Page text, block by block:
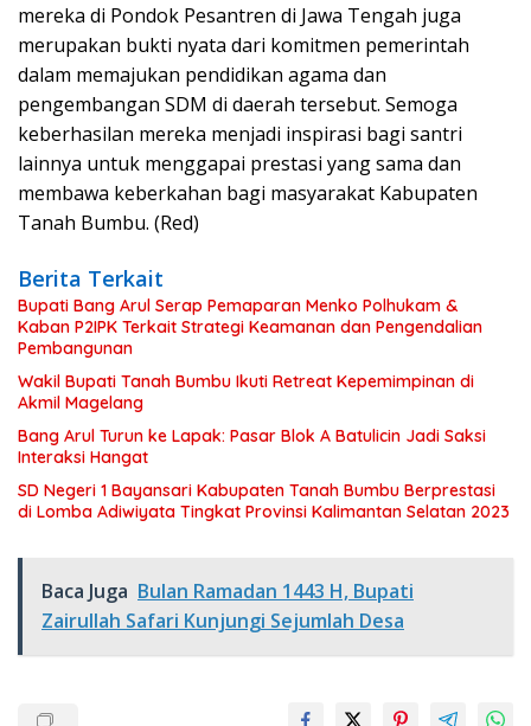
mereka di Pondok Pesantren di Jawa Tengah juga
merupakan bukti nyata dari komitmen pemerintah
dalam memajukan pendidikan agama dan
pengembangan SDM di daerah tersebut. Semoga
keberhasilan mereka menjadi inspirasi bagi santri
lainnya untuk menggapai prestasi yang sama dan
membawa keberkahan bagi masyarakat Kabupaten
Tanah Bumbu. (Red)
Berita Terkait
Bupati Bang Arul Serap Pemaparan Menko Polhukam &
Kaban P2IPK Terkait Strategi Keamanan dan Pengendalian
Pembangunan
Wakil Bupati Tanah Bumbu Ikuti Retreat Kepemimpinan di
Akmil Magelang
Bang Arul Turun ke Lapak: Pasar Blok A Batulicin Jadi Saksi
Interaksi Hangat
SD Negeri 1 Bayansari Kabupaten Tanah Bumbu Berprestasi
di Lomba Adiwiyata Tingkat Provinsi Kalimantan Selatan 2023
Baca Juga Bulan Ramadan 1443 H, Bupati
Zairullah Safari Kunjungi Sejumlah Desa